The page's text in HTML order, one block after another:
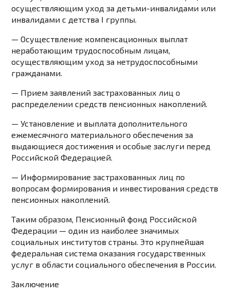
осуществляющим уход за детьми-инвалидами или
инвалидами с детства I группы.
— Осуществление компенсационных выплат
неработающим трудоспособным лицам,
осуществляющим уход за нетрудоспособными
гражданами.
— Прием заявлений застрахованных лиц о
распределении средств пенсионных накоплений.
— Установление и выплата дополнительного
ежемесячного материального обеспечения за
выдающиеся достижения и особые заслуги перед
Российской Федерацией.
— Информирование застрахованных лиц по
вопросам формирования и инвестирования средств
пенсионных накоплений.
Таким образом, Пенсионный фонд Российской
Федерации — один из наиболее значимых
социальных институтов страны. Это крупнейшая
федеральная система оказания государственных
услуг в области социального обеспечения в России.
Заключение